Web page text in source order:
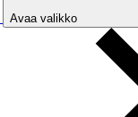
Avaa valikko